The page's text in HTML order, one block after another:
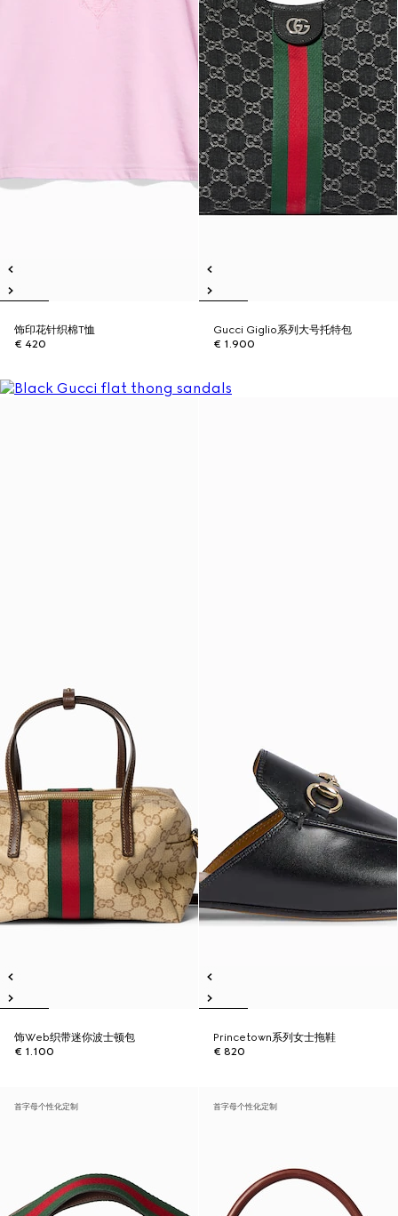
饰印花针织棉T恤
€ 420
Gucci Giglio系列大号托特包
€ 1.900
饰Web织带迷你波士顿包
€ 1.100
Princetown系列女士拖鞋
€ 820
首字母个性化定制 首字母个性化定制